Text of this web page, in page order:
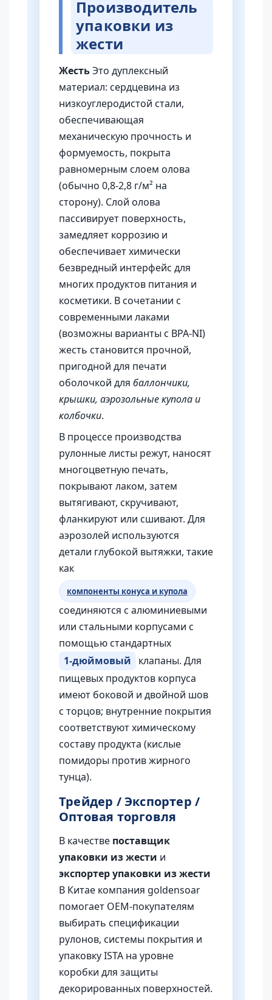
Производитель
упаковки из
жести
ЖестьЭто дуплексный
материал: сердцевина из
низкоуглеродистой стали,
обеспечивающая
механическую прочность и
формуемость, покрыта
равномерным слоем олова
(обычно 0,8-2,8 г/м² на
сторону). Слой олова
пассивирует поверхность,
замедляет коррозию и
обеспечивает химически
безвредный интерфейс для
многих продуктов питания и
косметики. В сочетании с
современными лаками
(возможны варианты с BPA-NI)
жесть становится прочной,
пригодной для печати
оболочкой для баллончики,
крышки, аэрозольные купола и
колбочки.
В процессе производства
рулонные листы режут, наносят
многоцветную печать,
покрывают лаком, затем
вытягивают, скручивают,
фланкируют или сшивают. Для
аэрозолей используются
детали глубокой вытяжки, такие
как
компоненты конуса и купола
соединяются с алюминиевыми
или стальными корпусами с
помощью стандартных
1-дюймовый
клапаны. Для
пищевых продуктов корпуса
имеют боковой и двойной шов
с торцов; внутренние покрытия
соответствуют химическому
составу продукта (кислые
помидоры против жирного
тунца).
Трейдер / Экспортер /
Оптовая торговля
В качестве поставщик
упаковки из жести и
экспортер упаковки из жести
В Китае компания goldensoar
помогает OEM-покупателям
выбирать спецификации
рулонов, системы покрытия и
упаковку ISTA на уровне
коробки для защиты
декорированных поверхностей.